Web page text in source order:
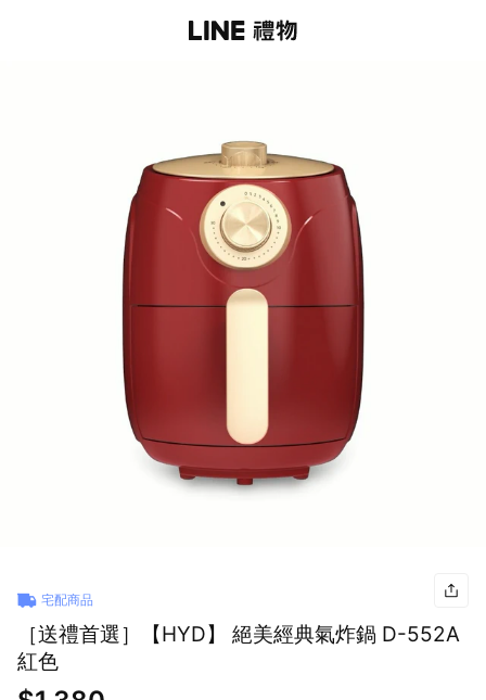
宅配商品
［送禮首選］【HYD】 絕美經典氣炸鍋 D-552A
紅色